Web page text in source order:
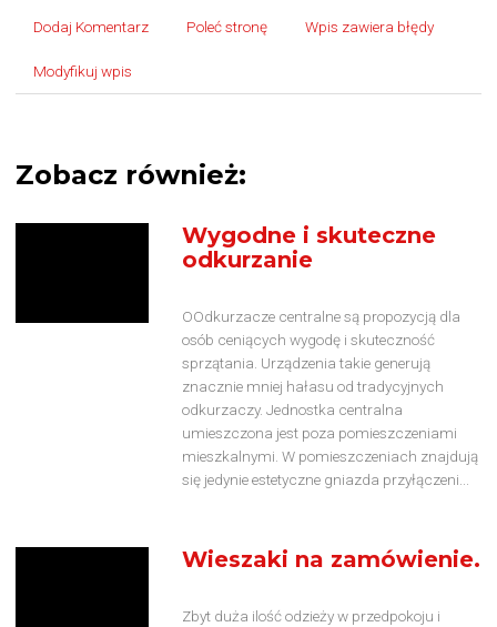
Dodaj Komentarz Poleć stronę Wpis zawiera błędy
Modyfikuj wpis
Zobacz również:
Wygodne i skuteczne
odkurzanie
OOdkurzacze centralne są propozycją dla
osób ceniących wygodę i skuteczność
sprzątania. Urządzenia takie generują
znacznie mniej hałasu od tradycyjnych
odkurzaczy. Jednostka centralna
umieszczona jest poza pomieszczeniami
mieszkalnymi. W pomieszczeniach znajdują
się jedynie estetyczne gniazda przyłączeni...
Wieszaki na zamówienie.
Zbyt duża ilość odzieży w przedpokoju i